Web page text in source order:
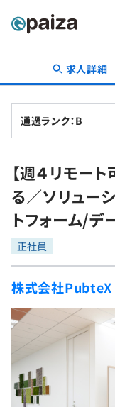
転職・キャリア
転職成功ガイド
転職エージェント
インタビュー
転職成功ガイド
新卒就活
求人検索
本選考
インターン
新卒エージェント
イベント・セミナー
就活成功ガイド
学習
問題集
4択課題
ナレッジ
リファレンス
プラン
プログラミング言語
評価結果一覧
再チャレンジ結果一覧
ゲーム・マンガ
Tech Team Journal
paiza times
note
paizaとは？
求人詳細
通過ランク：B
【週４リモー
る／ソリュー
トフォーム/デ
正社員
株式会社PubteX